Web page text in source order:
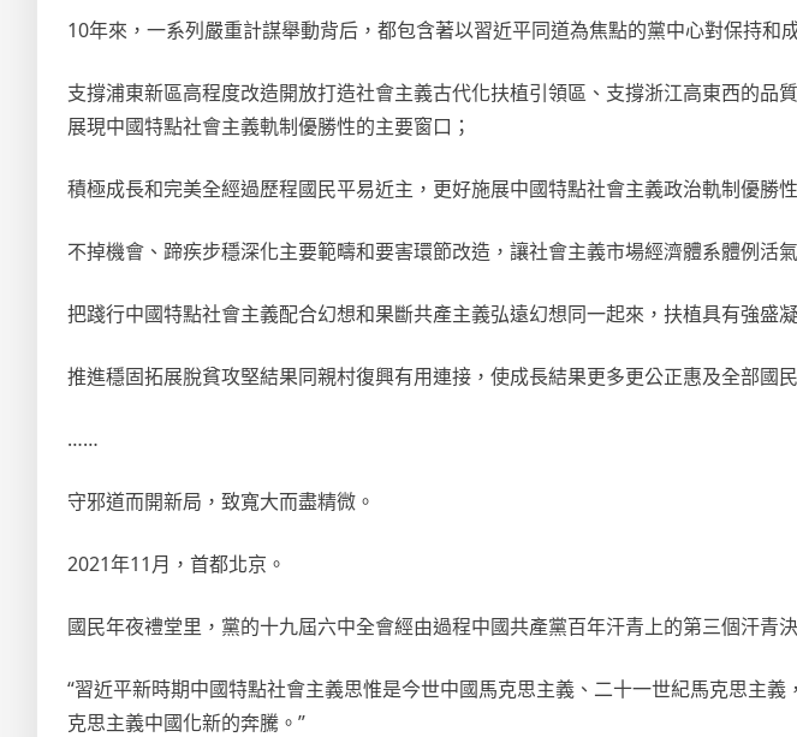
10年來，一系列嚴重計謀舉動背后，都包含著以習近平同道為焦點的黨中心對保持
支撐浦東新區高程度改造開放打造社會主義古代化扶植引領區、支撐浙江高東西的品
展現中國特點社會主義軌制優勝性的主要窗口；
積極成長和完美全經過歷程國民平易近主，更好施展中國特點社會主義政治軌制優勝性
不掉機會、蹄疾步穩深化主要範疇和要害環節改造，讓社會主義市場經濟體系體例活
把踐行中國特點社會主義配合幻想和果斷共產主義弘遠幻想同一起來，扶植具有強盛
推進穩固拓展脫貧攻堅結果同親村復興有用連接，使成長結果更多更公正惠及全部國民
……
守邪道而開新局，致寬大而盡精微。
2021年11月，首都北京。
國民年夜禮堂里，黨的十九屆六中全會經由過程中國共產黨百年汗青上的第三個汗
“習近平新時期中國特點社會主義思惟是今世中國馬克思主義、二十一世紀馬克思主
克思主義中國化新的奔騰。”